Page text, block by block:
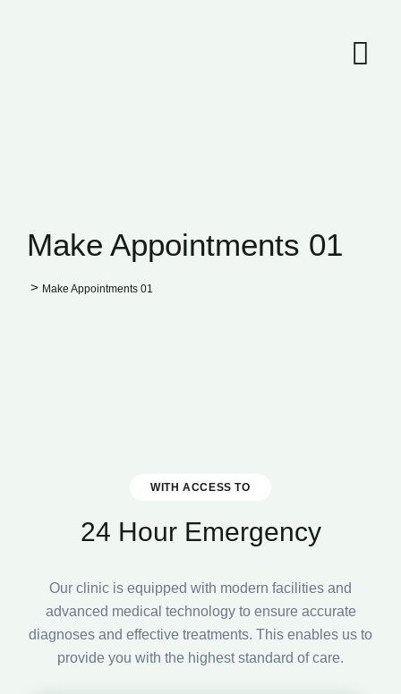
Make Appointments 01
> Make Appointments 01
WITH ACCESS TO
24 Hour Emergency
Our clinic is equipped with modern facilities and
advanced medical technology to ensure accurate
diagnoses and effective treatments. This enables us to
provide you with the highest standard of care.